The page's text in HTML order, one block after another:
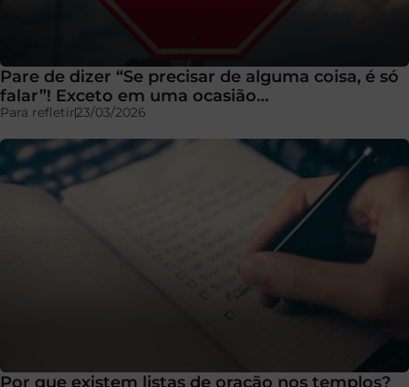
Pare de dizer “Se precisar de alguma coisa, é só
falar”! Exceto em uma ocasião…
Para refletir23/03/2026
Por que existem listas de oração nos templos?